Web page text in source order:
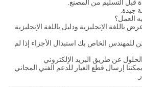
جيدة.
باللغة الإنجليزية ودليل باللغة الإنجليزية
7. كيف يمكن للمهندس الخاص بك استبدال الأجزاء إذا لم
عن طريق البريد الإلكتروني
إرسال قطع الغيار للدعم الفني المجاني